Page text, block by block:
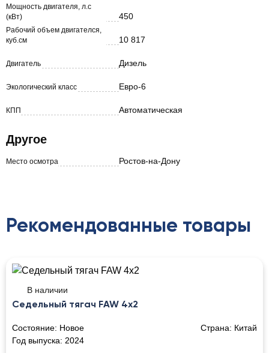
Мощность двигателя, л.с
(кВт)
450
Рабочий объем двигателся,
куб.см
10 817
Двигатель Дизель
Экологический класс Евро-6
КПП Автоматическая
Другое
Место осмотра Ростов-на-Дону
Рекомендованные товары
В наличии
Седельный тягач FAW 4x2
Состояние: Новое Страна: Китай
Год выпуска: 2024